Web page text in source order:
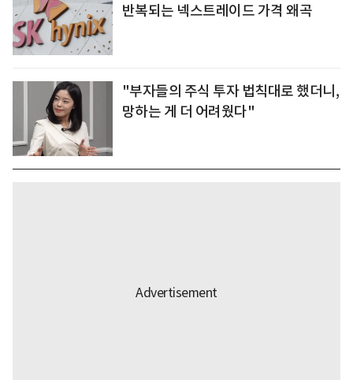
반복되는 넥스트레이드 가격 왜곡
"부자들의 주식 투자 법칙대로 했더니,
망하는 게 더 어려웠다"